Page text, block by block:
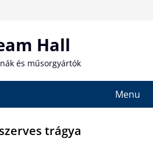
Hall
és műsorgyártók
Menu
trágya